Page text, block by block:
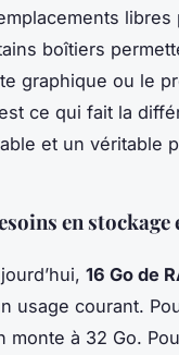
libres
boîtiers
graphique ou le
ce qui fait la
et un véritable
en stockage
16 Go de
usage courant.
monte à 32 Go.